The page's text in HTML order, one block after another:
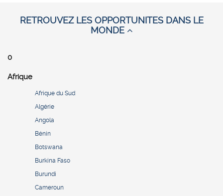
RETROUVEZ LES OPPORTUNITES DANS LE
MONDE
0
Afrique
Afrique du Sud
Algérie
Angola
Bénin
Botswana
Burkina Faso
Burundi
Cameroun